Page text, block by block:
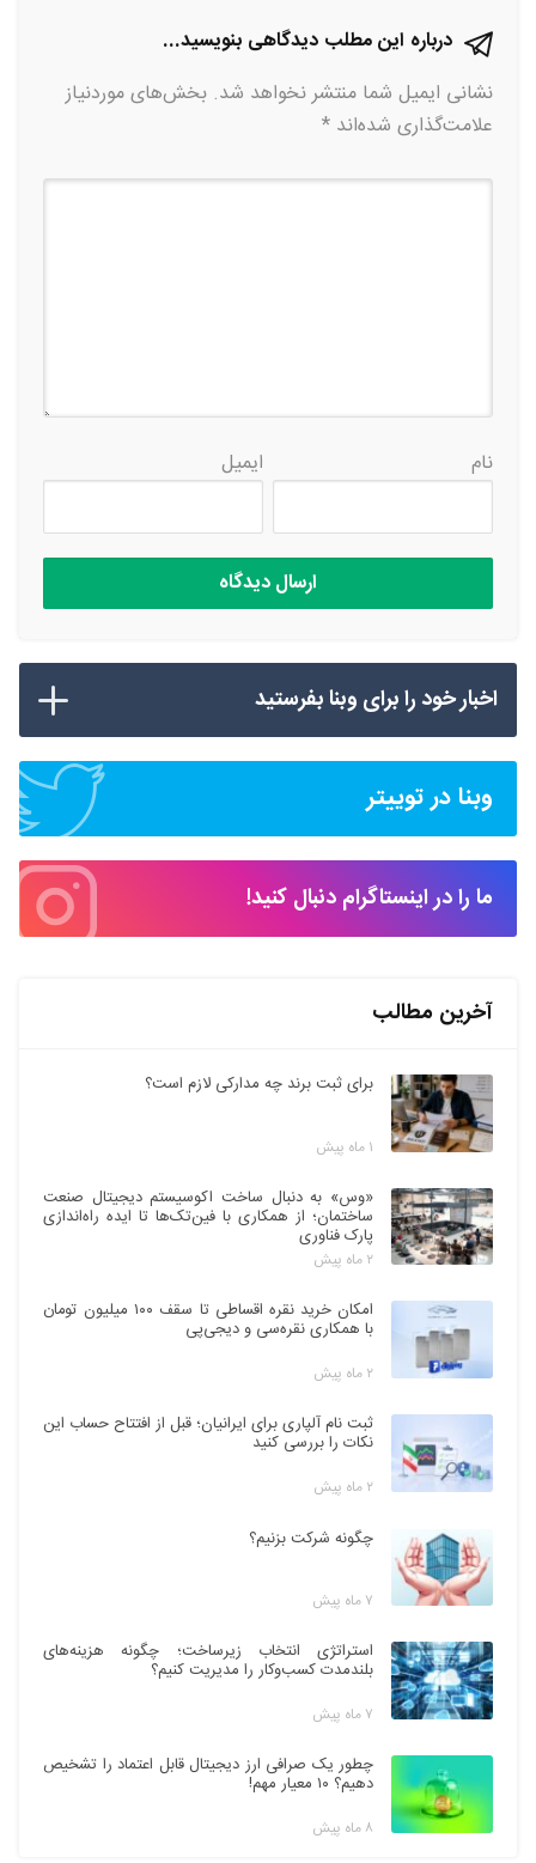
درباره این مطلب دیدگاهی بنویسید...
نشانی ایمیل شما منتشر نخواهد شد. بخش‌های موردنیاز
علامت‌گذاری شده‌اند *
نام ایمیل
اخبار خود را برای وبنا بفرستید
وبنا در توییتر
ما را در اینستاگرام دنبال کنید!
آخرین مطالب
برای ثبت برند چه مدارکی لازم است؟
۱ ماه پیش
«وس» به دنبال ساخت اکوسیستم دیجیتال صنعت
ساختمان؛ از همکاری با فین‌تک‌ها تا ایده راه‌اندازی
پارک فناوری
۲ ماه پیش
امکان خرید نقره اقساطی تا سقف ۱۰۰ میلیون تومان
با همکاری نقره‌سی و دیجی‌پی
۲ ماه پیش
ثبت نام آلپاری برای ایرانیان؛ قبل از افتتاح حساب این
نکات را بررسی کنید
۲ ماه پیش
چگونه شرکت بزنیم؟
۷ ماه پیش
استراتژی انتخاب زیرساخت؛ چگونه هزینه‌های
بلندمدت کسب‌وکار را مدیریت کنیم؟
۷ ماه پیش
چطور یک صرافی ارز دیجیتال قابل اعتماد را تشخیص
دهیم؟ ۱۰ معیار مهم!
۸ ماه پیش